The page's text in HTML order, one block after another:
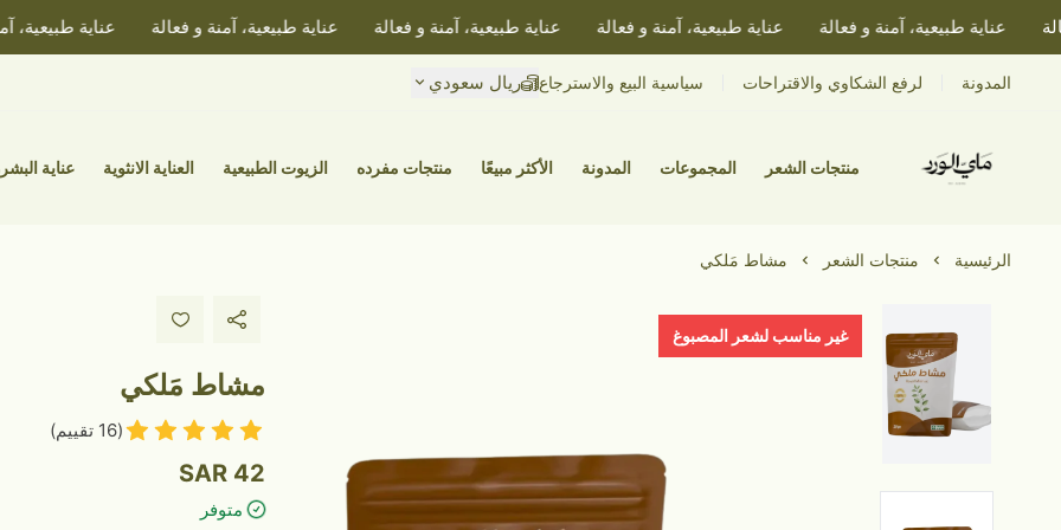
عناية طبيعية، آمنة و فعالة عناية طبيعية، آمنة و فعالة عناية طبيعية، آمنة و فعالة عناية طبيعية، آمنة و فعالة عناية طبيعية، آمنة
المدونة لرفع الشكاوي والاقتراحات سياسية البيع والاسترجاع ريال سعودي
منتجات الشعر المجموعات المدونة الأكثر مبيعًا منتجات مفرده الزيوت الطبيعية العناية الانثوية عناية
الرئيسية منتجات الشعر مشاط مَلكي
غير مناسب لشعر المصبوغ
مشاط مَلكي
(16 تقييم)
42 SAR
متوفر